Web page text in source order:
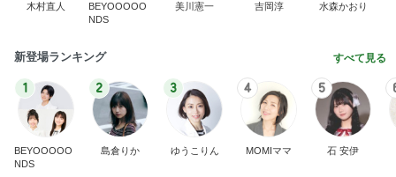
木村直人
BEYOOOOO
NDS
美川憲一 吉岡淳 水森かおり
新登場ランキング すべて見る
1
BEYOOOOO
NDS
2
島倉りか
3
ゆうこりん
4
MOMIママ
5
石 安伊